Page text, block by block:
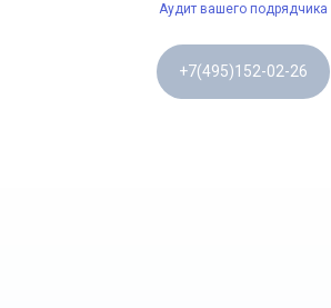
Аудит вашего подрядчика
+7(495)152-02-26